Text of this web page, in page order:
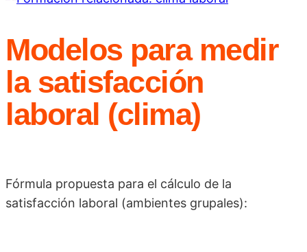
Modelos para medir
la satisfacción
laboral (clima)
Fórmula propuesta para el cálculo de la
satisfacción laboral (ambientes grupales):